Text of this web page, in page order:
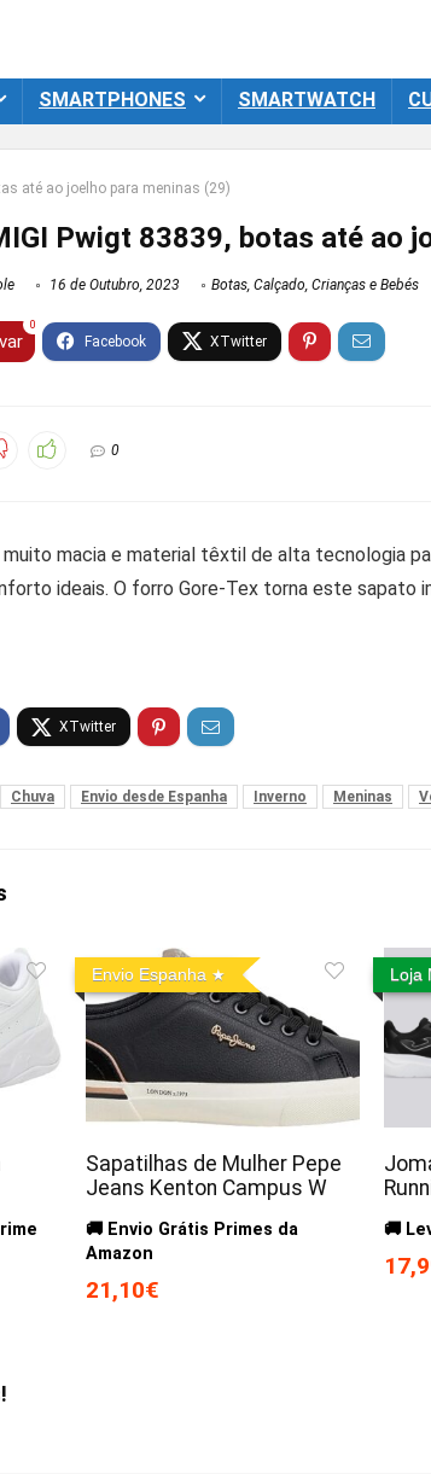
SMARTPHONES SMARTWATCH
até ao joelho para meninas (29)
Pwigt 83839, botas até ao
16 de Outubro, 2023 Botas, Calçado, Crianças e Bebés
0
0
macia e material têxtil de alta tecnologia
ideais. O forro Gore-Tex torna este sapato
Chuva Envio desde Espanha Inverno Meninas
Envio Espanha
Sapatilhas de Mulher Pepe
Jeans Kenton Campus W
🚚 Envio Grátis Primes da
Amazon
21,10€
Loja
🚚